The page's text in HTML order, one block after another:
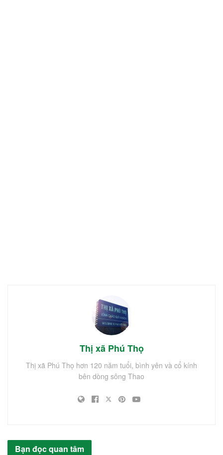
Thị xã Phú Thọ
Thị xã Phú Thọ hơn 120 năm tuổi, bình yên và cổ kính
bên dòng sông Thao
Bạn đọc quan tâm